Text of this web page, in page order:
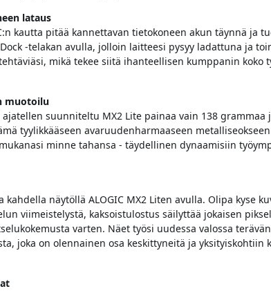
lataus
kautta pitää kannettavan tietokoneen akun täynnä ja
-telakan avulla, jolloin laitteesi pysyy ladattuna ja
mikä tekee siitä ihanteellisen kumppanin koko
muotoilu
suunniteltu MX2 Lite painaa vain 138 grammaa
tyylikkääseen avaruudenharmaaseen
minne tahansa - täydellinen dynaamisiin
näytöllä ALOGIC MX2 Liten avulla. Olipa kyse
viimeistelystä, kaksoistulostus säilyttää jokaisen
varten. Näet työsi uudessa valossa terävän
joka on olennainen osa keskittyneitä ja yksityiskohtiin